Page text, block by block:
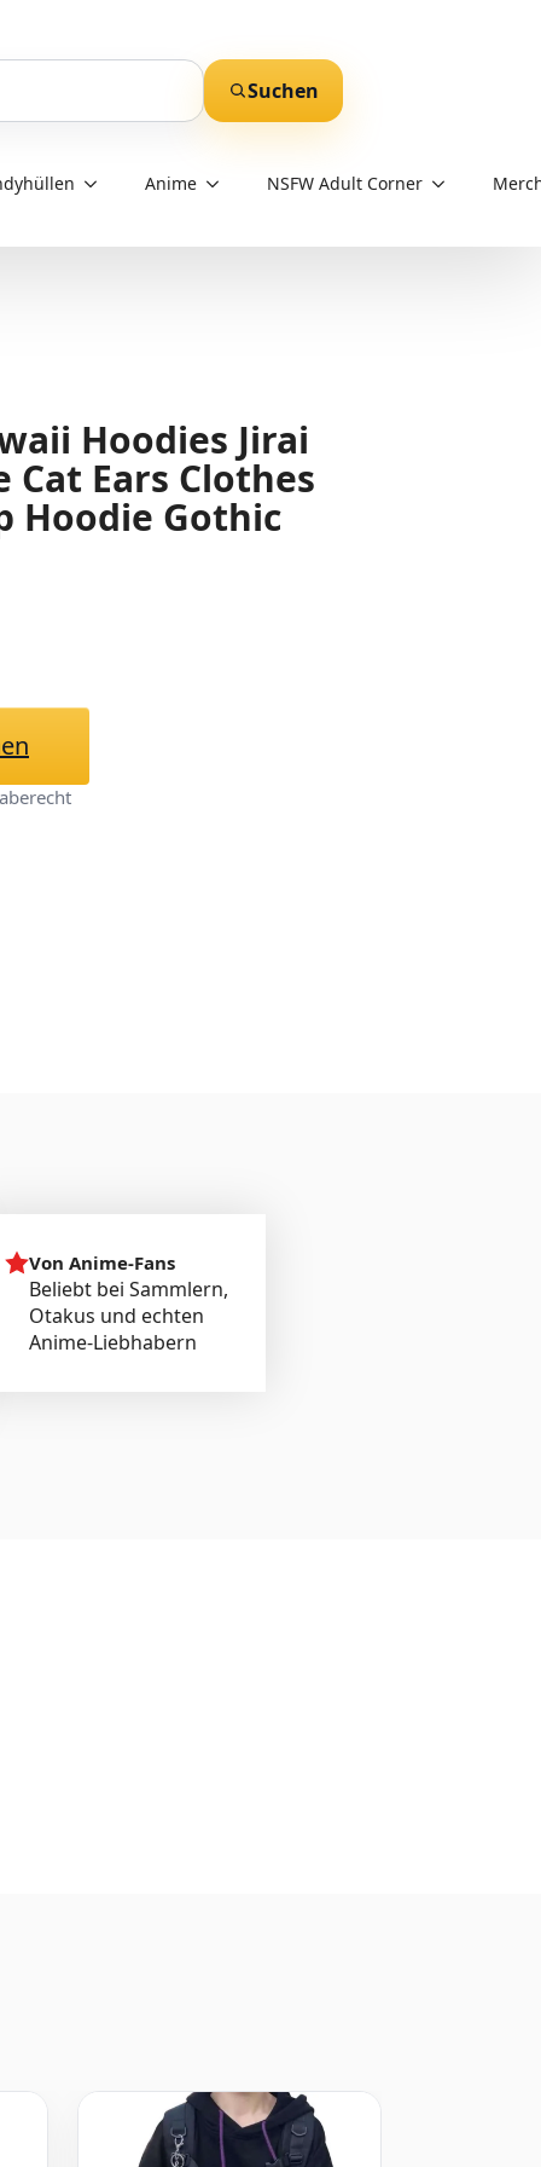
Suchen
Anime NSFW Adult Corner
Hoodies Jirai
Cat Ears Clothes
Hoodie Gothic
Von Anime-Fans
Beliebt bei Sammlern,
Otakus und echten
Anime-Liebhabern